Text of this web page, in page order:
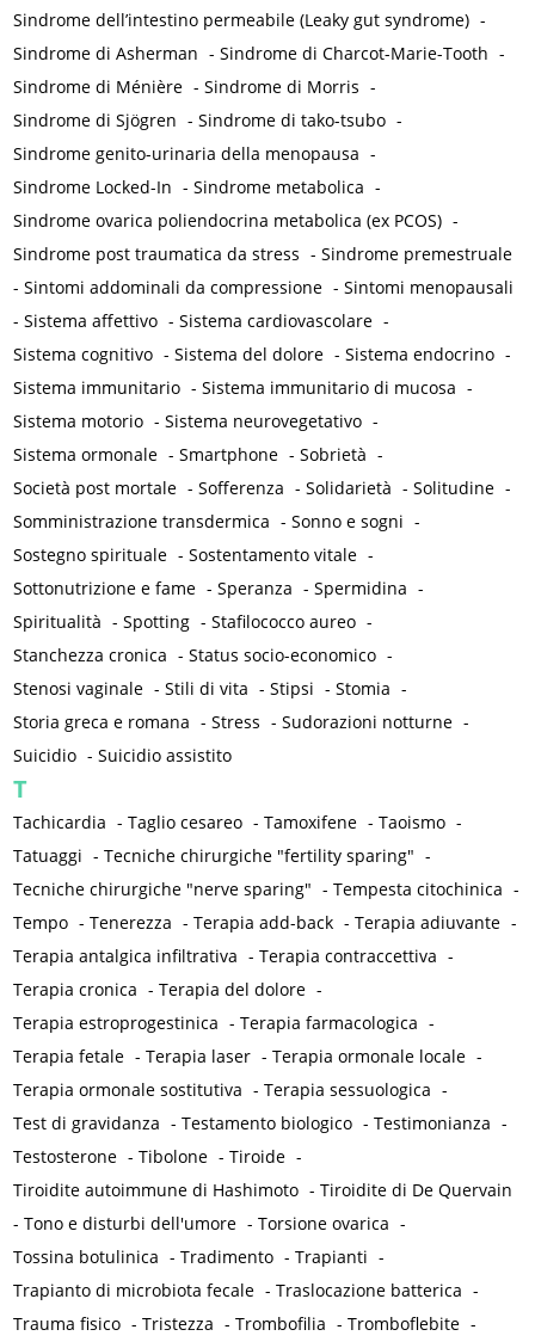
Sindrome dell’intestino permeabile (Leaky gut syndrome) -
Sindrome di Asherman -Sindrome di Charcot-Marie-Tooth -
Sindrome di Ménière -Sindrome di Morris -
Sindrome di Sjögren -Sindrome di tako-tsubo -
Sindrome genito-urinaria della menopausa -
Sindrome Locked-In -Sindrome metabolica -
Sindrome ovarica poliendocrina metabolica (ex PCOS) -
Sindrome post traumatica da stress -Sindrome premestruale
-Sintomi addominali da compressione -Sintomi menopausali
-Sistema affettivo -Sistema cardiovascolare -
Sistema cognitivo -Sistema del dolore -Sistema endocrino -
Sistema immunitario -Sistema immunitario di mucosa -
Sistema motorio -Sistema neurovegetativo -
Sistema ormonale -Smartphone -Sobrietà -
Società post mortale -Sofferenza -Solidarietà -Solitudine -
Somministrazione transdermica -Sonno e sogni -
Sostegno spirituale -Sostentamento vitale -
Sottonutrizione e fame -Speranza -Spermidina -
Spiritualità -Spotting -Stafilococco aureo -
Stanchezza cronica -Status socio-economico -
Stenosi vaginale -Stili di vita -Stipsi -Stomia -
Storia greca e romana -Stress -Sudorazioni notturne -
Suicidio -Suicidio assistito
T
Tachicardia -Taglio cesareo -Tamoxifene -Taoismo -
Tatuaggi -Tecniche chirurgiche "fertility sparing" -
Tecniche chirurgiche "nerve sparing" -Tempesta citochinica -
Tempo -Tenerezza -Terapia add-back -Terapia adiuvante -
Terapia antalgica infiltrativa -Terapia contraccettiva -
Terapia cronica -Terapia del dolore -
Terapia estroprogestinica -Terapia farmacologica -
Terapia fetale -Terapia laser -Terapia ormonale locale -
Terapia ormonale sostitutiva -Terapia sessuologica -
Test di gravidanza -Testamento biologico -Testimonianza -
Testosterone -Tibolone -Tiroide -
Tiroidite autoimmune di Hashimoto -Tiroidite di De Quervain
-Tono e disturbi dell'umore -Torsione ovarica -
Tossina botulinica -Tradimento -Trapianti -
Trapianto di microbiota fecale -Traslocazione batterica -
Trauma fisico -Tristezza -Trombofilia -Tromboflebite -